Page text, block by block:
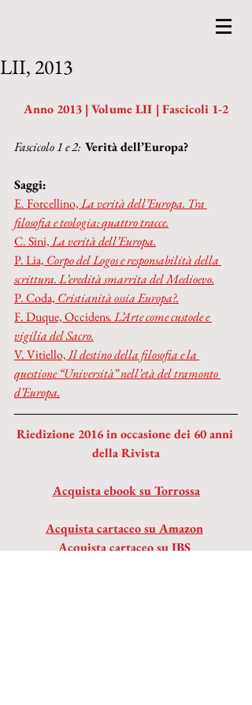
LII, 2013
Anno 2013 | Volume LII | Fascicoli 1-2
Fascicolo 1 e 2: Verità dell’Europa?
Saggi:
E. Forcellino, La verità dell’Europa. Tra
filosofia e teologia: quattro tracce.
C. Sini, La verità dell’Europa.
P. Lia, Corpo del Logos e responsabilità della
scrittura. L’eredità smarrita del Medioevo.
P. Coda, Cristianità ossia Europa?.
F. Duque,Occidens. L’Arte come custode e
vigilia del Sacro.
V. Vitiello, Il destino della filosofia e la
questione “Università” nell’età del tramonto
d’Europa.
Riedizione 2016 in occasione dei 60 anni
della Rivista
Acquista ebook su Torrossa
Acquista cartaceo su Amazon
Acquista cartaceo su IBS